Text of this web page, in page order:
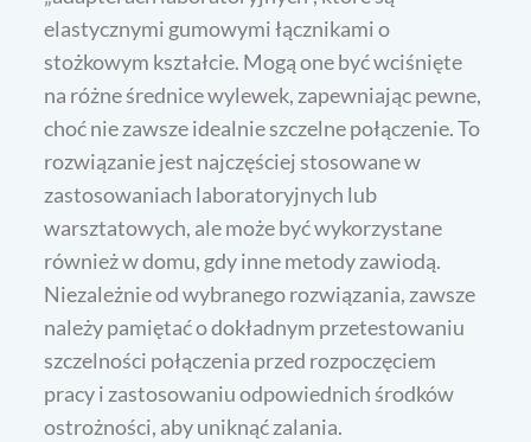
elastycznymi gumowymi łącznikami o
stożkowym kształcie. Mogą one być wciśnięte
na różne średnice wylewek, zapewniając pewne,
choć nie zawsze idealnie szczelne połączenie. To
rozwiązanie jest najczęściej stosowane w
zastosowaniach laboratoryjnych lub
warsztatowych, ale może być wykorzystane
również w domu, gdy inne metody zawiodą.
Niezależnie od wybranego rozwiązania, zawsze
należy pamiętać o dokładnym przetestowaniu
szczelności połączenia przed rozpoczęciem
pracy i zastosowaniu odpowiednich środków
ostrożności, aby uniknąć zalania.